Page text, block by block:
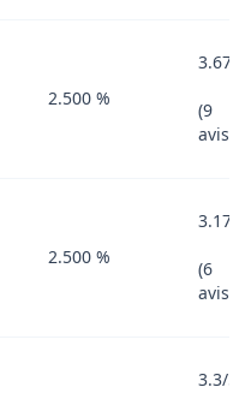
2.500 %
(9
avis)
2.500 %
(6
avis)
3.3/5